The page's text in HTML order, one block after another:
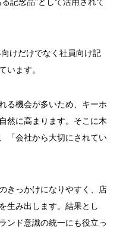
けだけでなく社員向け記
います。
る機会が多いため、キーホ
然に高まります。そこに木
「会社から大切にされてい
きっかけになりやすく、店
生み出します。結果とし
ンド意識の統一にも役立っ